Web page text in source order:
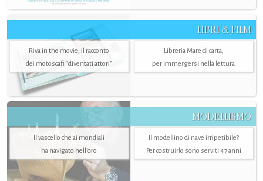
LIBRI & FILM
Riva in the movie, il racconto
dei motoscafi “diventati attori”
Libreria Mare di carta,
per immergersi nella lettura
MODELLISMO
Il vascello che ai mondiali
ha navigato nell’oro
Il modellino di nave irripetibile?
Per costruirlo sono serviti 47 anni